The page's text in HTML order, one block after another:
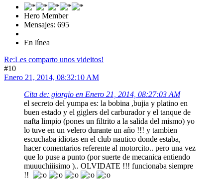
Hero Member
Mensajes: 695
En línea
Re:Les comparto unos videitos!
#10
Enero 21, 2014, 08:32:10 AM
Cita de: giorgio en Enero 21, 2014, 08:27:03 AM
el secreto del yumpa es: la bobina ,bujia y platino en
buen estado y el giglers del carburador y el tanque de
nafta limpio (pones un filtrito a la salida del mismo) yo
lo tuve en un velero durante un año !!! y tambien
escuchaba idiotas en el club nautico donde estaba,
hacer comentarios referente al motorcito.. pero una vez
que lo puse a punto (por suerte de mecanica entiendo
muuuchiiisimo ).. OLVIDATE !!! funcionaba siempre
!!